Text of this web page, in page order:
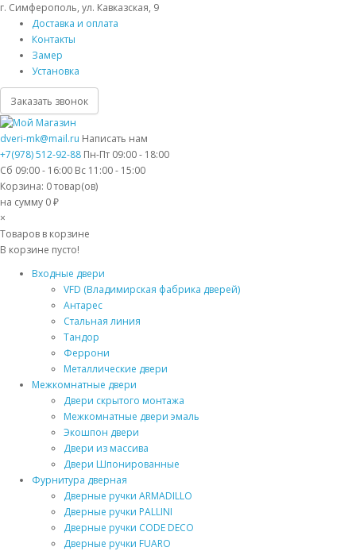
г. Симферополь, ул. Кавказская, 9
Доставка и оплата
Контакты
Замер
Установка
Заказать звонок
dveri-mk@mail.ru Написать нам
+7(978) 512-92-88 Пн-Пт 09:00 - 18:00
Сб 09:00 - 16:00 Вс 11:00 - 15:00
Корзина: 0товар(ов)
на сумму 0 ₽
×
Товаров в корзине
В корзине пусто!
Входные двери
VFD (Владимирская фабрика дверей)
Антарес
Стальная линия
Тандор
Феррони
Металлические двери
Межкомнатные двери
Двери скрытого монтажа
Межкомнатные двери эмаль
Экошпон двери
Двери из массива
Двери Шпонированные
Фурнитура дверная
Дверные ручки ARMADILLO
Дверные ручки PALLINI
Дверные ручки CODE DECO
Дверные ручки FUARO